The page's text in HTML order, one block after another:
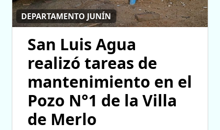
DEPARTAMENTO JUNÍN
San Luis Agua
realizó tareas de
mantenimiento en el
Pozo N°1 de la Villa
de Merlo